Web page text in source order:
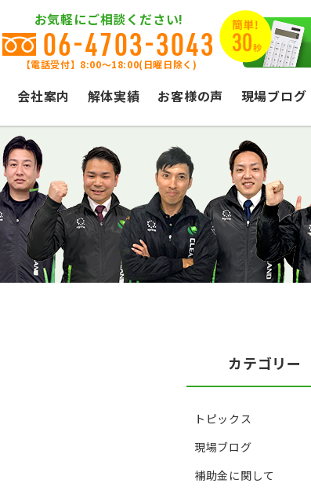
お気軽にご相談ください!
06-4703-3043
【電話受付】8:00〜18:00(日曜日除く)
会社案内 解体実績 お客様の声 現場ブログ
カテゴリー
トピックス
現場ブログ
補助金に関して